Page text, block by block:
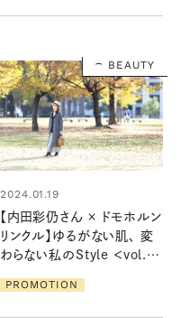
BEAUTY
2024.01.19
【内田彩仍さん × ドモホルン
リンクル】ゆるがない肌、 変
わらない私のStyle ＜vol.2
PROMOTION